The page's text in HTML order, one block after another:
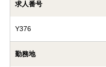
求人番号
Y376
勤務地